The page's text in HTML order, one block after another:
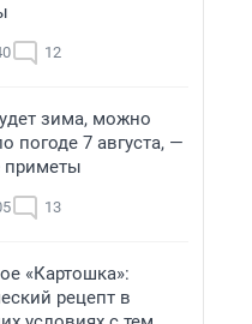
12
зима, можно
погоде 7 августа, —
13
«Картошка»:
рецепт в